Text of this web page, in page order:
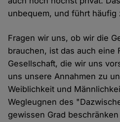
unbequem, und führt häufig
Fragen wir uns, ob wir die
brauchen, ist das auch eine
Gesellschaft, die wir uns
uns unsere Annahmen zu
Weiblichkeit und
Wegleugnen des
gewissen Grad